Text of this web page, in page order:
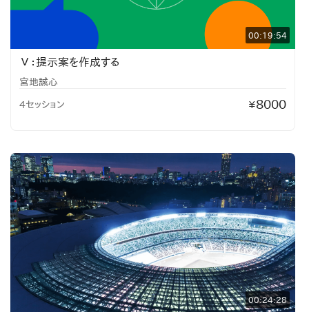
00:19:54
Ⅴ：提示案を作成する
宮地誠心
4セッション ¥8000
00:24:28